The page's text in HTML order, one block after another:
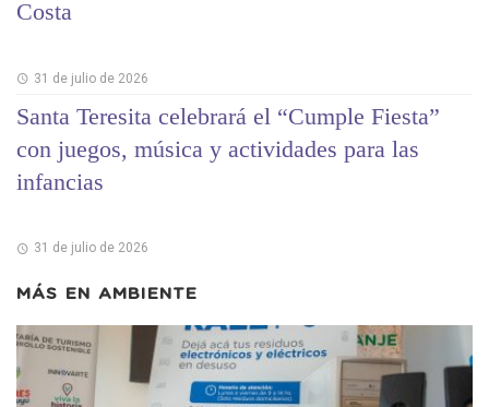
Costa
31 de julio de 2026
Santa Teresita celebrará el “Cumple Fiesta”
con juegos, música y actividades para las
infancias
31 de julio de 2026
MÁS EN AMBIENTE